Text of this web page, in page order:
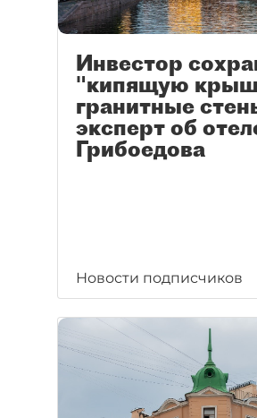
Инвестор
"кипящую
гранитные
эксперт об
Грибоедова
Новости подписчиков